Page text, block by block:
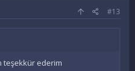
#13
teşekkür ederim